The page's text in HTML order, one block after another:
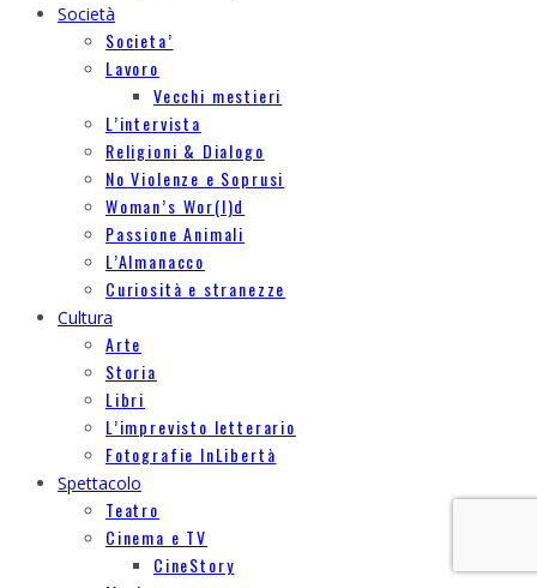
Società
Societa’
Lavoro
Vecchi mestieri
L’intervista
Religioni & Dialogo
No Violenze e Soprusi
Woman’s Wor(l)d
Passione Animali
L’Almanacco
Curiosità e stranezze
Cultura
Arte
Storia
Libri
L’imprevisto letterario
Fotografie InLibertà
Spettacolo
Teatro
Cinema e TV
CineStory